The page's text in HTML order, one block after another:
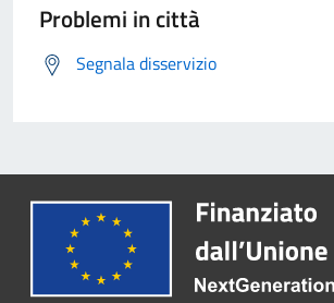
Problemi in città
Segnala disservizio